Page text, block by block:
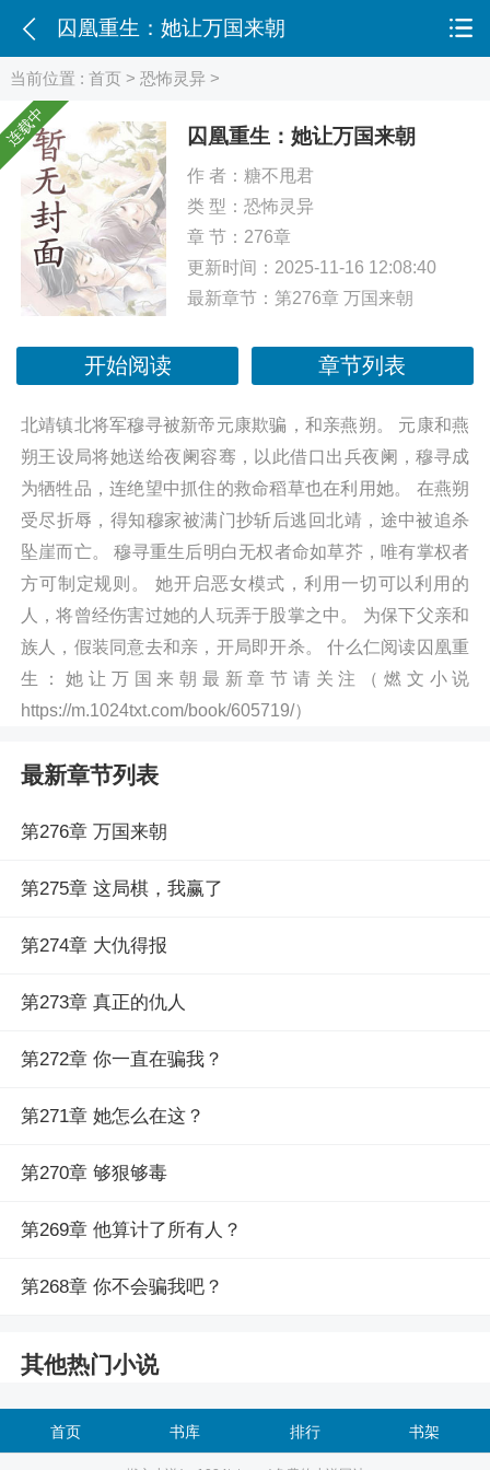
当前位置 :首页 >恐怖灵异 >
连载中 囚凰重生：她让万国来朝
作 者： 糖不甩君
类 型： 恐怖灵异
章 节：276章
更新时间：2025-11-16 12:08:40
最新章节： 第276章 万国来朝
开始阅读 章节列表
北靖镇北将军穆寻被新帝元康欺骗，和亲燕朔。 元康和燕
朔王设局将她送给夜阑容骞，以此借口出兵夜阑，穆寻成
为牺牲品，连绝望中抓住的救命稻草也在利用她。 在燕朔
受尽折辱，得知穆家被满门抄斩后逃回北靖，途中被追杀
坠崖而亡。 穆寻重生后明白无权者命如草芥，唯有掌权者
方可制定规则。 她开启恶女模式，利用一切可以利用的
人，将曾经伤害过她的人玩弄于股掌之中。 为保下父亲和
族人，假装同意去和亲，开局即开杀。 什么仁阅读囚凰重
生：她让万国来朝最新章节请关注（燃文小说
https://m.1024txt.com/book/605719/）
最新章节列表
第276章 万国来朝
第275章 这局棋，我赢了
第274章 大仇得报
第273章 真正的仇人
第272章 你一直在骗我？
第271章 她怎么在这？
第270章 够狠够毒
第269章 他算计了所有人？
第268章 你不会骗我吧？
其他热门小说
首页 书库 排行 书架
囚凰重生：她让万国来朝